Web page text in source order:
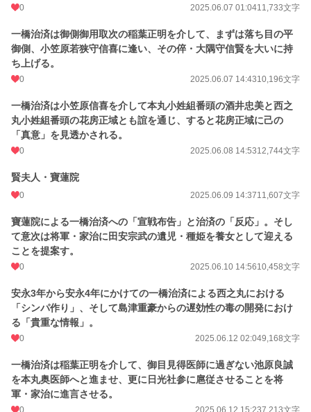
0 2025.06.07 01:0411,733文字
一橋治済は御側御用取次の稲葉正明を介して、まずは落ち目の平
御側、小笠原若狭守信喜に逢い、その倅・大隅守信賢を大いに持
ち上げる。
0 2025.06.07 14:4310,196文字
一橋治済は小笠原信喜を介して本丸小姓組番頭の酒井忠美と西之
丸小姓組番頭の花房正域とも誼を通じ、すると花房正域に己の
「真意」を見透かされる。
0 2025.06.08 14:5312,744文字
賢夫人・寶蓮院
0 2025.06.09 14:3711,607文字
寶蓮院による一橋治済への「宣戦布告」と治済の「反応」。そし
て意次は将軍・家治に田安宗武の遺児・種姫を養女として迎える
ことを提案す。
0 2025.06.10 14:5610,458文字
安永3年から安永4年にかけての一橋治済による西之丸における
「シンパ作り」、そして島津重豪からの遅効性の毒の開発におけ
る「貴重な情報」。
0 2025.06.12 02:049,168文字
一橋治済は稲葉正明を介して、御目見得医師に過ぎない池原良誠
を本丸奥医師へと進ませ、更に日光社参に扈従させることを将
軍・家治に進言させる。
0 2025.06.12 15:237,213文字